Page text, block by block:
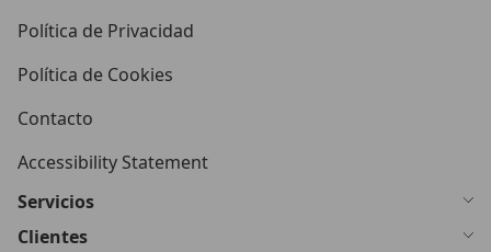
Política de Privacidad
Política de Cookies
Contacto
Accessibility Statement
Servicios
Clientes